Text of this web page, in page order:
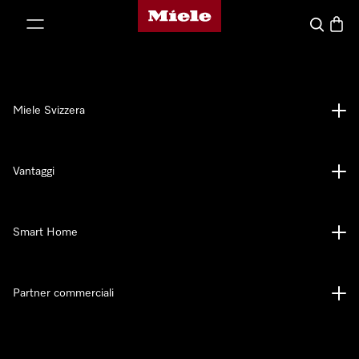
Homepage di Miele
Cerca
Miele Svizzera
Vantaggi
Smart Home
Partner commerciali